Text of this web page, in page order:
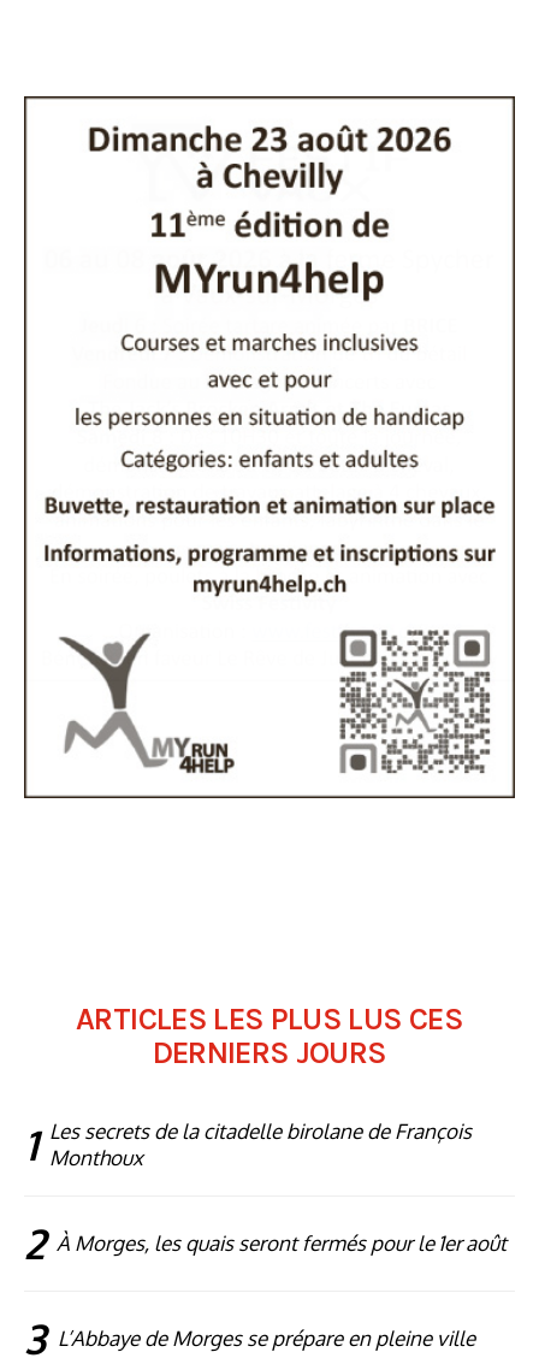
ARTICLES LES PLUS LUS CES
DERNIERS JOURS
1 Les secrets de la citadelle birolane de François
Monthoux
2 À Morges, les quais seront fermés pour le 1er août
3 L’Abbaye de Morges se prépare en pleine ville